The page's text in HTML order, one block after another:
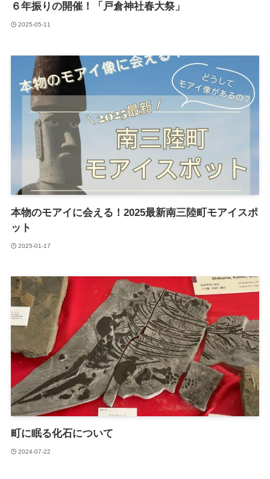
６年振りの開催！「戸倉神社春大祭」
2025-05-11
本物のモアイに会える！2025最新南三陸町モアイスポ
ット
2025-01-17
町に眠る化石について
2024-07-22